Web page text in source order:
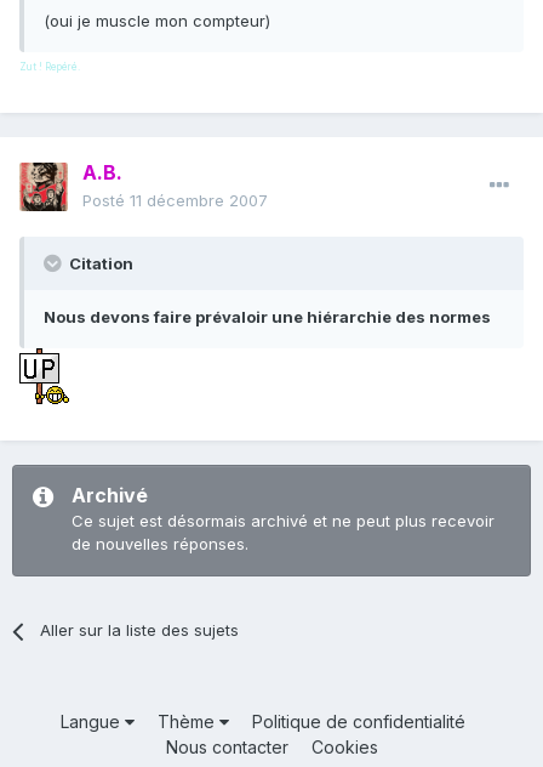
(oui je muscle mon compteur)
Zut ! Repéré.
A.B.
Posté 11 décembre 2007
Citation
Nous devons faire prévaloir une hiérarchie des normes
Archivé
Ce sujet est désormais archivé et ne peut plus recevoir
de nouvelles réponses.
Aller sur la liste des sujets
Langue Thème
Politique de confidentialité
Nous contacter
Cookies